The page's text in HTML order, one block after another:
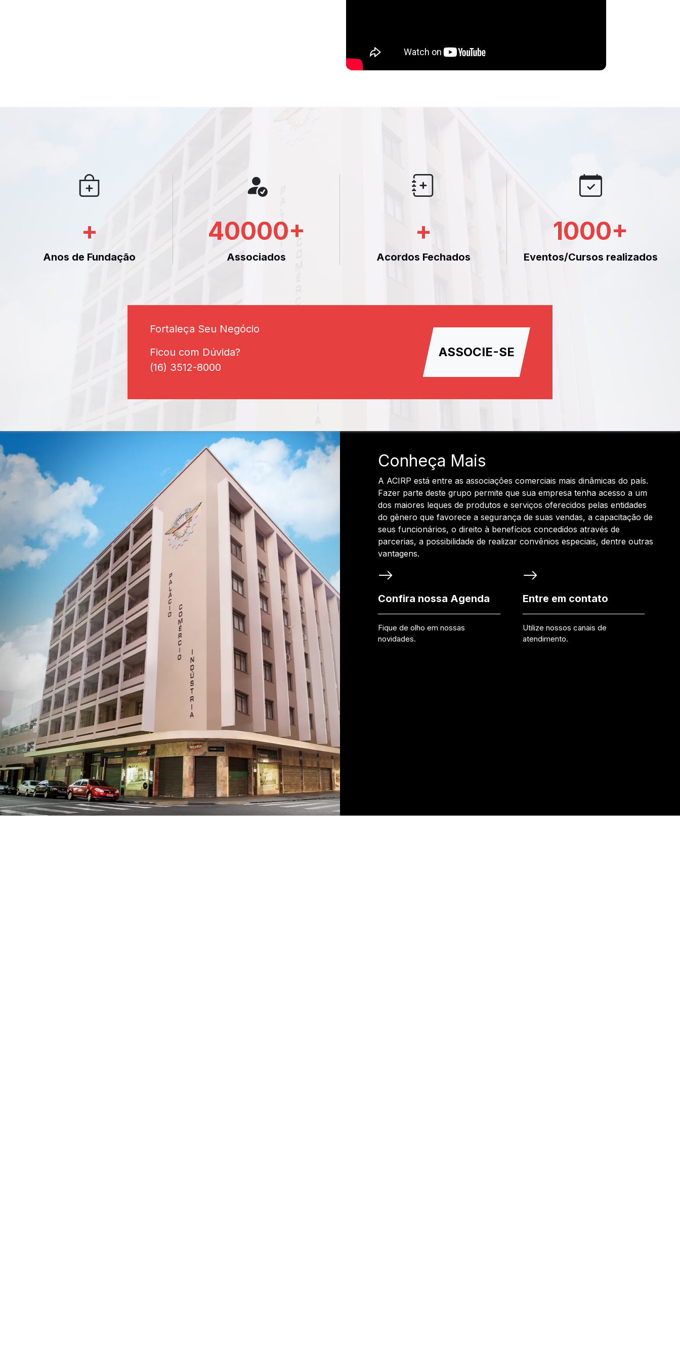
+
Anos de Fundação
40000+
Associados
+
Acordos Fechados
1000+
Eventos/Cursos realizados
Fortaleça Seu Negócio
Ficou com Dúvida?
(16) 3512-8000
ASSOCIE-SE
Conheça Mais
A ACIRP está entre as associações comerciais mais dinâmicas do país.
Fazer parte deste grupo permite que sua empresa tenha acesso a um
dos maiores leques de produtos e serviços oferecidos pelas entidades
do gênero que favorece a segurança de suas vendas, a capacitação de
seus funcionários, o direito à benefícios concedidos através de
parcerias, a possibilidade de realizar convênios especiais, dentre outras
vantagens.
Confira nossa Agenda
Fique de olho em nossas
novidades.
Entre em contato
Utilize nossos canais de
atendimento.